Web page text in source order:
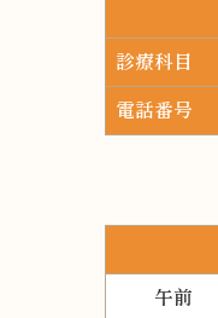
診療科目
電話番号
午前